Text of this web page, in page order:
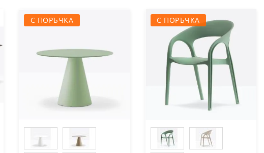
С ПОРЪЧКА С ПОРЪЧКА